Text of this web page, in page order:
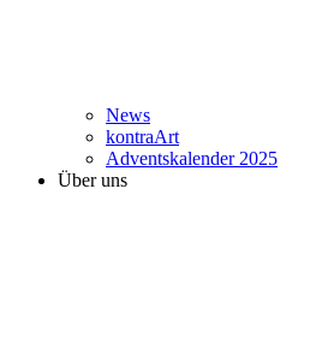
News
kontraArt
Adventskalender 2025
Über uns